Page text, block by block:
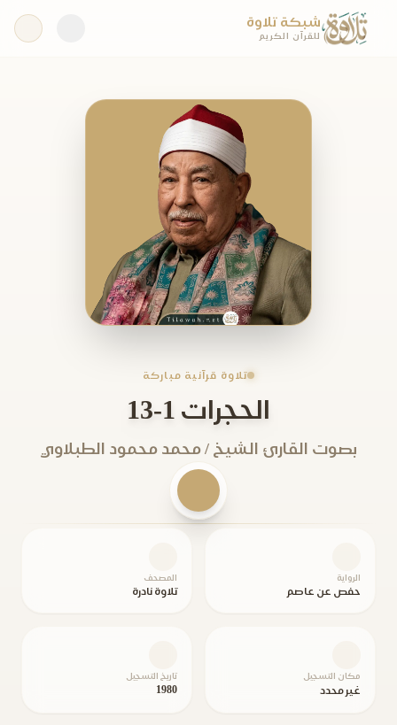
شبكة تلاوة
للقرآن الكريم
تلاوة قرآنية مباركة
الحجرات 1-13
بصوت القارئ الشيخ / محمد محمود الطبلاوي
الرواية
حفص عن عاصم
المصحف
تلاوة نادرة
مكان التسجيل
غير محدد
تاريخ التسجيل
1980